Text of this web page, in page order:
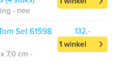
- nee
Set 61598
7,0 cm -
132,-
1 winkel